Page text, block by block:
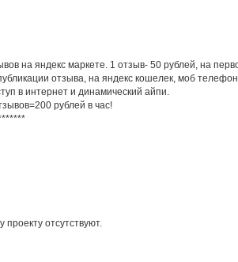
яндекс маркете. 1 отзыв- 50 рублей, на
отзыва, на яндекс кошелек, моб
в интернет и динамический айпи.
рублей в час!
отсутствуют.